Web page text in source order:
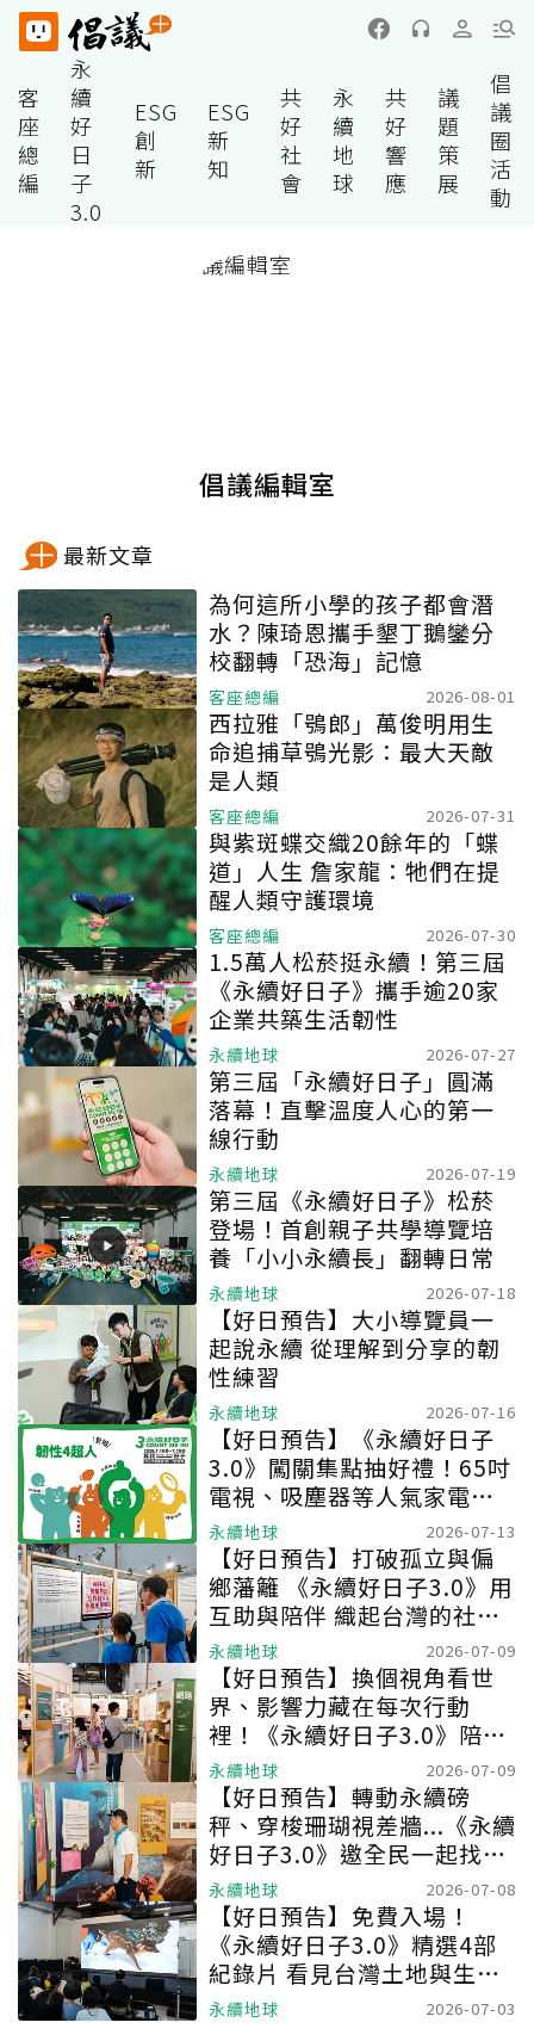
客
座
總
編
永
續
好
日
子
3.0
ESG
創
新
ESG
新
知
共
好
社
會
永
續
地
球
共
好
響
應
議
題
策
展
倡
議
圈
活
動
倡議編輯室
最新文章
為何這所小學的孩子都會潛
水？陳琦恩攜手墾丁鵝鑾分
校翻轉「恐海」記憶
客座總編 2026-08-01
西拉雅「鴞郎」萬俊明用生
命追捕草鴞光影：最大天敵
是人類
客座總編 2026-07-31
與紫斑蝶交織20餘年的「蝶
道」人生 詹家龍：牠們在提
醒人類守護環境
客座總編 2026-07-30
1.5萬人松菸挺永續！第三屆
《永續好日子》攜手逾20家
企業共築生活韌性
永續地球 2026-07-27
第三屆「永續好日子」圓滿
落幕！直擊溫度人心的第一
線行動
永續地球 2026-07-19
第三屆《永續好日子》松菸
登場！首創親子共學導覽培
養「小小永續長」翻轉日常
永續地球 2026-07-18
【好日預告】大小導覽員一
起說永續 從理解到分享的韌
性練習
永續地球 2026-07-16
【好日預告】《永續好日子
3.0》闖關集點抽好禮！65吋
電視、吸塵器等人氣家電免
費抽
永續地球 2026-07-13
【好日預告】打破孤立與偏
鄉藩籬 《永續好日子3.0》用
互助與陪伴 織起台灣的社會
韌性
永續地球 2026-07-09
【好日預告】換個視角看世
界、影響力藏在每次行動
裡！《永續好日子3.0》陪你
我重組日常生活
永續地球 2026-07-09
【好日預告】轉動永續磅
秤、穿梭珊瑚視差牆...《永續
好日子3.0》邀全民一起找回
環境韌性
永續地球 2026-07-08
【好日預告】免費入場！
《永續好日子3.0》精選4部
紀錄片 看見台灣土地與生命
故事、和導演映後面對面
永續地球 2026-07-03